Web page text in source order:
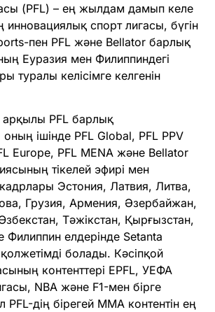
(PFL) – ең жылдам дамып келе
спорт лигасы, бүгін
пен PFL және Bellator барлық
Еуразия мен Филиппиндегі
туралы келісімге келгенін
арқылы PFL барлық
ішінде PFL Global, PFL PPV
Europe, PFL MENA және Bellator
тікелей эфирі мен
Эстония, Латвия, Литва,
Грузия, Армения, Әзербайжан,
Тәжікстан, Қырғызстан,
Филиппин елдерінде Setanta
болады. Кәсіпқой
контенттері EPFL, УЕФА
NBA және F1-мен бірге
PFL-дің бірегей MMA контентін ең